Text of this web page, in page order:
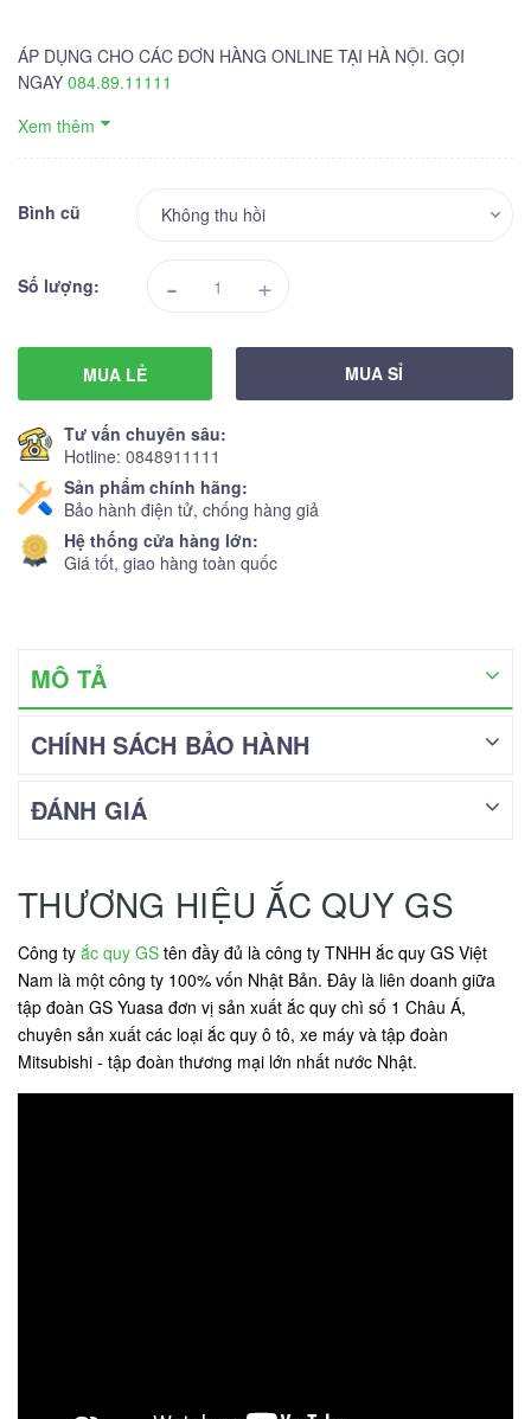
ÁP DỤNG CHO CÁC ĐƠN HÀNG ONLINE TẠI HÀ NỘI. GỌI
NGAY 084.89.11111
Xem thêm
Bình cũ
Số lượng: - +
MUA LẺ MUA SỈ
Tư vấn chuyên sâu:
Hotline: 0848911111
Sản phẩm chính hãng:
Bảo hành điện tử, chống hàng giả
Hệ thống cửa hàng lớn:
Giá tốt, giao hàng toàn quốc
MÔ TẢ
CHÍNH SÁCH BẢO HÀNH
ĐÁNH GIÁ
THƯƠNG HIỆU ẮC QUY GS
Công ty ắc quy GS tên đầy đủ là công ty TNHH ắc quy GS Việt
Nam là một công ty 100% vốn Nhật Bản. Đây là liên doanh giữa
tập đoàn GS Yuasa đơn vị sản xuất ắc quy chì số 1 Châu Á,
chuyên sản xuất các loại ắc quy ô tô, xe máy và tập đoàn
Mitsubishi - tập đoàn thương mại lớn nhất nước Nhật.